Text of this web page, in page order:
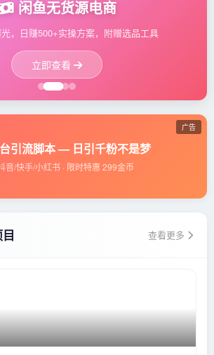
闲鱼无货源电商
，日赚500+实操方案，附赠选品工具
立即查看
广告
引流脚本 — 日引千粉不是梦
音/快手/小红书 · 限时特惠 299金币
查看更多